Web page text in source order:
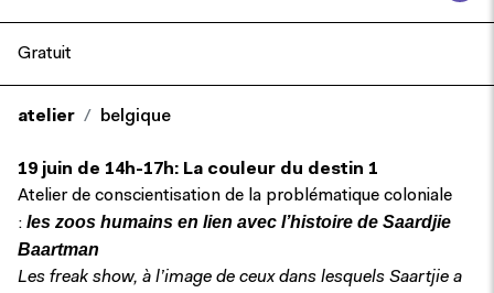
Gratuit
atelier belgique
19 juin de 14h-17h: La couleur du destin 1
Atelier de conscientisation de la problématique coloniale
: les zoos humains en lien avec l’histoire de Saardjie
Baartman
Les freak show, à l’image de ceux dans lesquels Saartjie a